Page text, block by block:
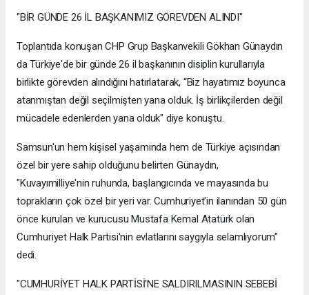
"BİR GÜNDE 26 İL BAŞKANIMIZ GÖREVDEN ALINDI"
Toplantıda konuşan CHP Grup Başkanvekili Gökhan Günaydın
da Türkiye'de bir günde 26 il başkanının disiplin kurullarıyla
birlikte görevden alındığını hatırlatarak, “Biz hayatımız boyunca
atanmıştan değil seçilmişten yana olduk. İş birlikçilerden değil
mücadele edenlerden yana olduk" diye konuştu.
Samsun'un hem kişisel yaşamında hem de Türkiye açısından
özel bir yere sahip olduğunu belirten Günaydın,
"Kuvayımilliye'nin ruhunda, başlangıcında ve mayasında bu
toprakların çok özel bir yeri var. Cumhuriyet'in ilanından 50 gün
önce kurulan ve kurucusu Mustafa Kemal Atatürk olan
Cumhuriyet Halk Partisi'nin evlatlarını saygıyla selamlıyorum”
dedi.
"CUMHURİYET HALK PARTİSİ'NE SALDIRILMASININ SEBEBİ